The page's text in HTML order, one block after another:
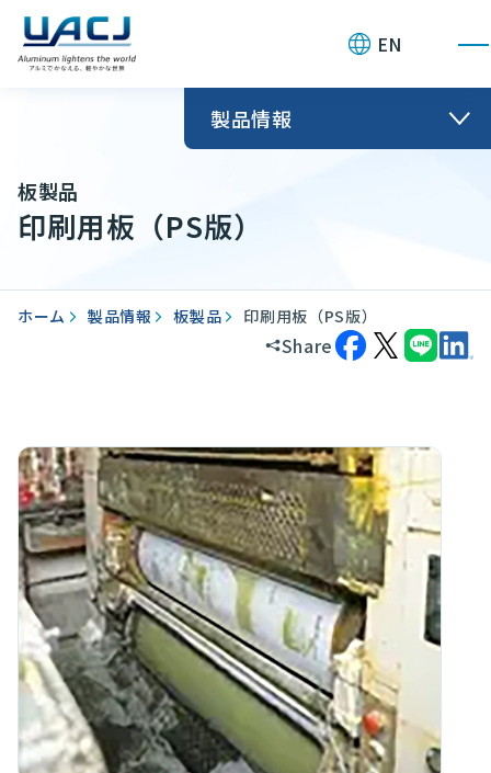
EN
製品情報
板製品
印刷用板（PS版）
ホーム 製品情報 板製品 印刷用板（PS版）
Share